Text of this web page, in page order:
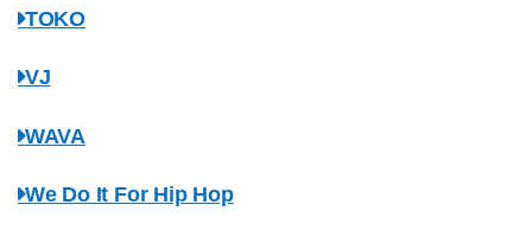
TOKO
VJ
WAVA
We Do It For Hip Hop